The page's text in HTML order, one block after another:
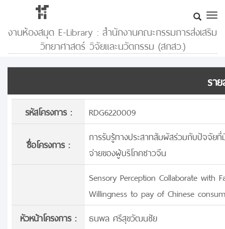
งานห้องสมุด E-Library : สำนักงานคณะกรรมการส่งเสริม
วิทยาศาสตร์ วิจัยและนวัตกรรม (สกสว.)
รา
รหัสโครงการ : RDG6220009
ชื่อโครงการ :
การรับรู้ทางประสาทสัมผัสร่วมกับปัจจัย
จ่ายของผู้บริโภคชาวจีน
Sensory Perception Collaborate with
Willingness to pay of Chinese
หัวหน้าโครงการ :
ธนพล ศรีสุขวัฒนชัย